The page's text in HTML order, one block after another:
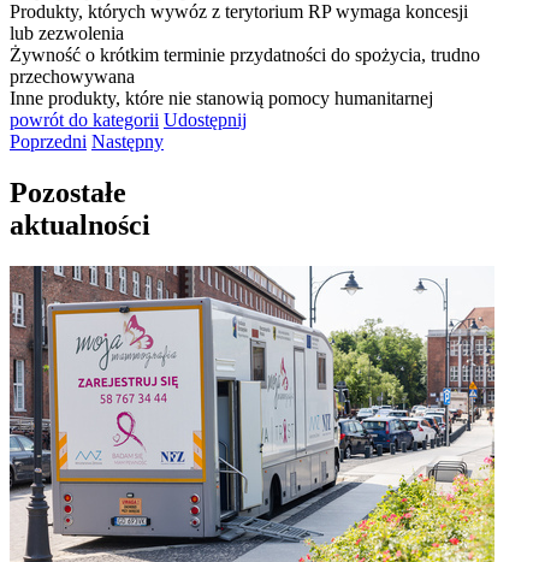
Produkty, których wywóz z terytorium RP wymaga koncesji
lub zezwolenia
Żywność o krótkim terminie przydatności do spożycia, trudno
przechowywana
Inne produkty, które nie stanowią pomocy humanitarnej
powrót do kategorii Udostępnij
Poprzedni Następny
Pozostałe
aktualności